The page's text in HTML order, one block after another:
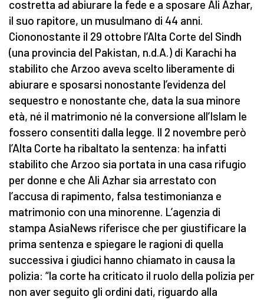
costretta ad abiurare la fede e a sposare Ali Azhar,
il suo rapitore, un musulmano di 44 anni.
Ciononostante il 29 ottobre l’Alta Corte del Sindh
(una provincia del Pakistan, n.d.A.) di Karachi ha
stabilito che Arzoo aveva scelto liberamente di
abiurare e sposarsi nonostante l’evidenza del
sequestro e nonostante che, data la sua minore
età, né il matrimonio né la conversione all’Islam le
fossero consentiti dalla legge. Il 2 novembre però
l’Alta Corte ha ribaltato la sentenza: ha infatti
stabilito che Arzoo sia portata in una casa rifugio
per donne e che Ali Azhar sia arrestato con
l’accusa di rapimento, falsa testimonianza e
matrimonio con una minorenne. L’agenzia di
stampa AsiaNews riferisce che per giustificare la
prima sentenza e spiegare le ragioni di quella
successiva i giudici hanno chiamato in causa la
polizia: “la corte ha criticato il ruolo della polizia per
non aver seguito gli ordini dati, riguardo alla